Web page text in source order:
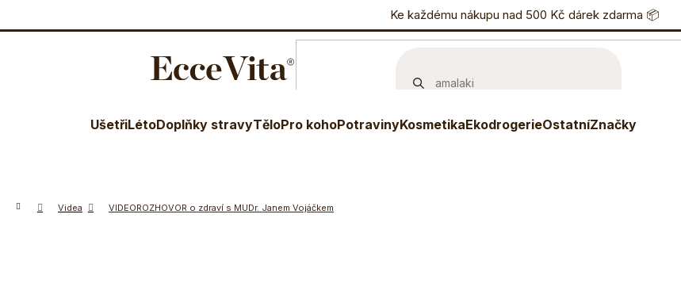
Ke každému nákupu nad 500 Kč dárek zdarma 📦
UšetřiLétoDoplňky stravyTěloPro kohoPotravinyKosmetikaEkodrogerieOstatníZnačky
Věrnostní program Eshop 733 738 836
Domů Videa VIDEOROZHOVOR o zdraví s MUDr. Janem Vojáčkem